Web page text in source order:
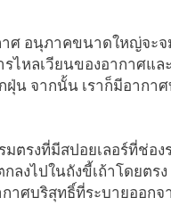
อนุภาคขนาดใหญ่จะจ
ไหลเวียนของอากาศแ
น จากนั้น เราก็มีอากา
ตรงที่มีสปอยเลอร์ที่ช่อ
ลงไปในถังขี้เถ้าโดยต
าศบริสุทธิ์ที่ระบายออกจ